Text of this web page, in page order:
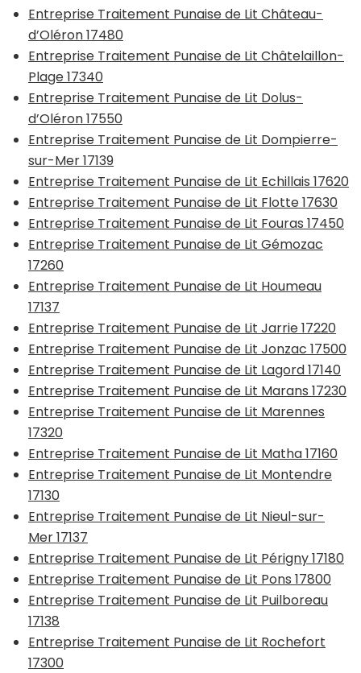
Entreprise Traitement Punaise de Lit Château-
d’Oléron 17480
Entreprise Traitement Punaise de Lit Châtelaillon-
Plage 17340
Entreprise Traitement Punaise de Lit Dolus-
d’Oléron 17550
Entreprise Traitement Punaise de Lit Dompierre-
sur-Mer 17139
Entreprise Traitement Punaise de Lit Echillais 17620
Entreprise Traitement Punaise de Lit Flotte 17630
Entreprise Traitement Punaise de Lit Fouras 17450
Entreprise Traitement Punaise de Lit Gémozac
17260
Entreprise Traitement Punaise de Lit Houmeau
17137
Entreprise Traitement Punaise de Lit Jarrie 17220
Entreprise Traitement Punaise de Lit Jonzac 17500
Entreprise Traitement Punaise de Lit Lagord 17140
Entreprise Traitement Punaise de Lit Marans 17230
Entreprise Traitement Punaise de Lit Marennes
17320
Entreprise Traitement Punaise de Lit Matha 17160
Entreprise Traitement Punaise de Lit Montendre
17130
Entreprise Traitement Punaise de Lit Nieul-sur-
Mer 17137
Entreprise Traitement Punaise de Lit Périgny 17180
Entreprise Traitement Punaise de Lit Pons 17800
Entreprise Traitement Punaise de Lit Puilboreau
17138
Entreprise Traitement Punaise de Lit Rochefort
17300